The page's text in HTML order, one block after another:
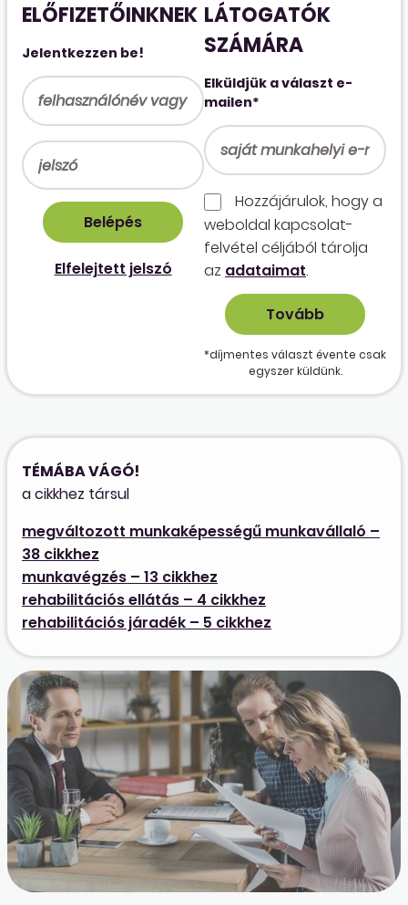
ELŐFIZETŐINKNEK
Jelentkezzen be!
Elfelejtett jelszó
LÁTOGATÓK
SZÁMÁRA
Elküldjük a választ e-
mailen*
Hozzájárulok, hogy a
weboldal kapcso­lat­
felvétel céljából tárolja
az adataimat.
*díjmentes választ évente csak
egyszer küldünk.
TÉMÁBA VÁGÓ!
a cikkhez társul
megváltozott munkaképességű munkavállaló –
38 cikkhez
munkavégzés – 13 cikkhez
rehabilitációs ellátás – 4 cikkhez
rehabilitációs járadék – 5 cikkhez